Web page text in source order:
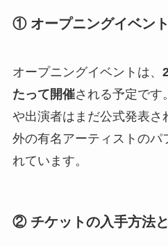
① オープニングイベン
オープニングイベントは、
たって開催される予定です
や出演者はまだ公式発表さ
外の有名アーティストのパ
れています。
② チケットの入手方法